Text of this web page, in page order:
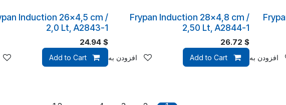
افزودن به لیست علاقه‌مندی‌ها
Frypan Induction 28x4,8 cm /
2,50 Lt, A2844-1
$
26.72
Add to Cart افزودن به لیست علاقه‌مندی‌ها
Induction 26x4,5 cm /
2,0 Lt, A2843-1
$
24.94
Add to Cart